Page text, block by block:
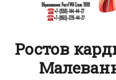
Ростов